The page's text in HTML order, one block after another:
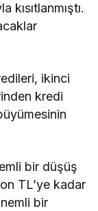
ikinci
kredi
bir düşüş
TL’ye kadar
bir